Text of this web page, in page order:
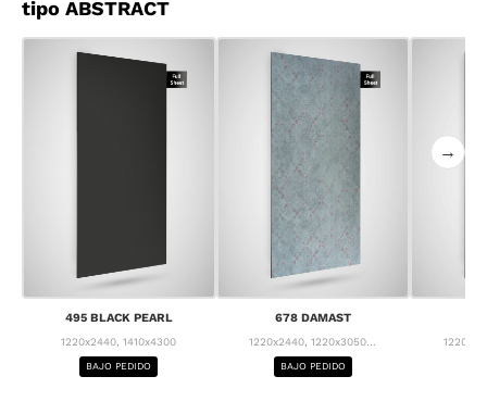
tipo ABSTRACT
495 BLACK PEARL
1220x2440, 1410x4300
BAJO PEDIDO
678 DAMAST
1220x2440, 1220x3050...
BAJO PEDIDO
→